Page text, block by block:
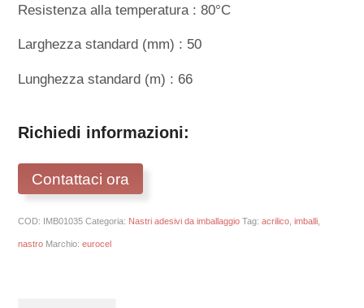
Resistenza alla temperatura : 80°C
Larghezza standard (mm) : 50
Lunghezza standard (m) : 66
Richiedi informazioni:
Contattaci ora
COD: IMB01035 Categoria: Nastri adesivi da imballaggio Tag:acrilico ,imballi
nastro Marchio:eurocel